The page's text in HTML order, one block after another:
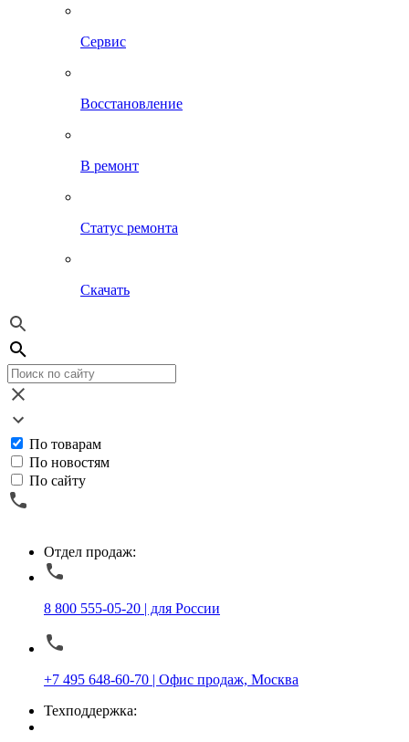
Сервис
Восстановление
В ремонт
Статус ремонта
Скачать
По товарам
По новостям
По сайту
Отдел продаж:
8 800 555-05-20 | для России
+7 495 648-60-70 | Офис продаж, Москва
Техподдержка: